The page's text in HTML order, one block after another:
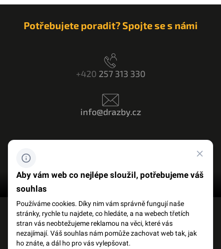
Potřebujete poradit? Spojte se s námi
+420 257 313 330
info@drazby.cz
FACEBOOK SLOVNÍK POJMŮ
Aby vám web co nejlépe sloužil, potřebujeme váš
souhlas
Používáme cookies. Díky nim vám správně fungují naše
stránky, rychle tu najdete, co hledáte, a na webech třetích
stran vás neobtežujeme reklamou na věci, které vás
nezajímají. Váš souhlas nám pomůže zachovat web tak, jak
ho znáte, a dál ho pro vás vylepšovat.